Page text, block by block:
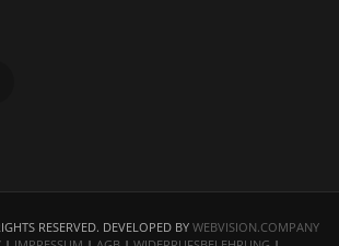
RESERVED. DEVELOPED BY WEBVISION.COMPANY